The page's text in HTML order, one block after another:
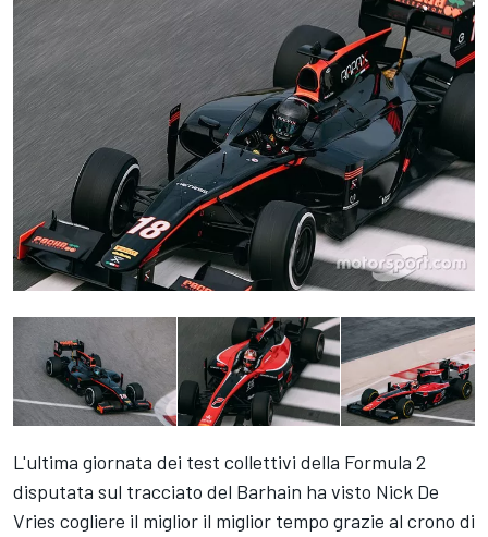
L'ultima giornata dei test collettivi della Formula 2
disputata sul tracciato del Barhain ha visto Nick De
Vries cogliere il miglior il miglior tempo grazie al crono di